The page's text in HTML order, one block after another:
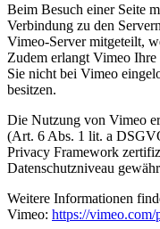
Beim Besuch einer Seite
Verbindung zu den
Vimeo-Server mitgeteilt,
Zudem erlangt Vimeo
Sie nicht bei Vimeo
besitzen.
Die Nutzung von Vimeo
(Art. 6 Abs. 1 lit. a
Privacy Framework
Datenschutzniveau
Weitere Informationen
Vimeo: https://vimeo.com/